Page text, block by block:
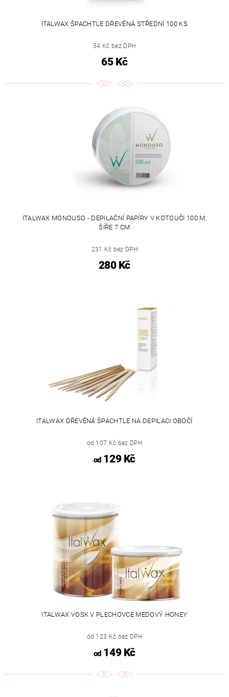
ITALWAX ŠPACHTLE DŘEVĚNÁ STŘEDNÍ 100 KS
54 Kč bez DPH
65 Kč
ITALWAX MONOUSO - DEPILAČNÍ PAPÍRY V KOTOUČI 100 M,
ŠÍŘE 7 CM
231 Kč bez DPH
280 Kč
ITALWAX DŘEVĚNÁ ŠPACHTLE NA DEPILACI OBOČÍ
od 107 Kč bez DPH
od129 Kč
ITALWAX VOSK V PLECHOVCE MEDOVÝ HONEY
od 123 Kč bez DPH
od149 Kč